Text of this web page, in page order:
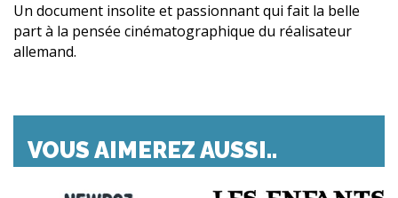
Un document insolite et passionnant qui fait la belle
part à la pensée cinématographique du réalisateur
allemand.
VOUS AIMEREZ AUSSI..